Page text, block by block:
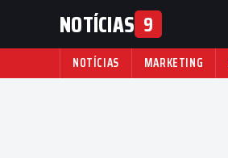
NOTÍCIAS 9
NOTÍCIAS MARKETING